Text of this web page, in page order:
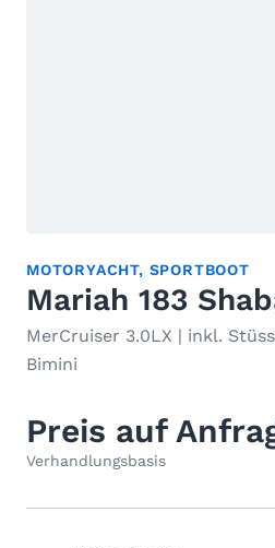
MOTORYACHT, SPORTBOOT
Mariah 183
MerCruiser 3.0LX | inkl.
Bimini
Preis auf
Verhandlungsbasis